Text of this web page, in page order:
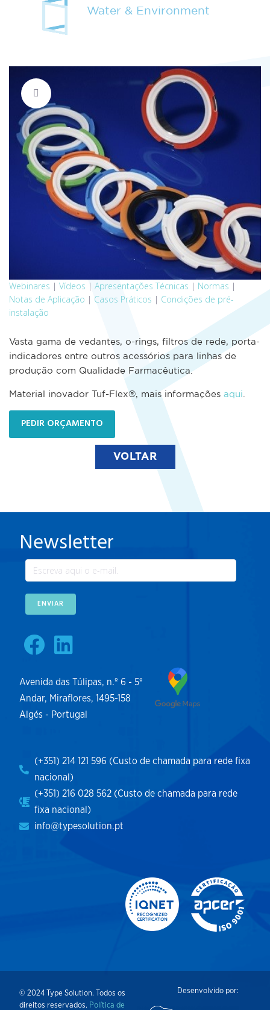
Water & Environment
Webinares | Vídeos | Apresentações Técnicas | Normas |
Notas de Aplicação | Casos Práticos | Condições de pré-
instalação
Vasta gama de vedantes, o-rings, filtros de rede, porta-
indicadores entre outros acessórios para linhas de
produção com Qualidade Farmacêutica.
Material inovador Tuf-Flex®, mais informações aqui
PEDIR ORÇAMENTO
VOLTAR
Newsletter
ENVIAR
Avenida das Túlipas, n.º 6 - 5º
Andar, Miraflores, 1495-158
Algés - Portugal
(+351) 214 121 596 (Custo de chamada para rede fixa
nacional)
(+351) 216 028 562 (Custo de chamada para rede
fixa nacional)
info@typesolution.pt
© 2024 Type Solution. Todos os
direitos reservados. Política de
Desenvolvido por: